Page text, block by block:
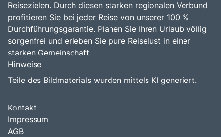
Reisezielen. Durch diesen starken regionalen Verbund
profitieren Sie bei jeder Reise von unserer 100 %
Durchführungsgarantie. Planen Sie Ihren Urlaub völlig
sorgenfrei und erleben Sie pure Reiselust in einer
starken Gemeinschaft.
Hinweise
Teile des Bildmaterials wurden mittels KI generiert.
Kontakt
Impressum
AGB